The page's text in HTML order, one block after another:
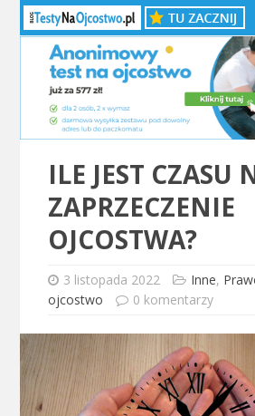
ILE JEST CZASU
ZAPRZECZENIE
OJCOSTWA?
3 listopada 2022 Inne,
ojcostwo
0 komentarzy